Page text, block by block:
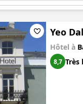
l'hôtel
fiable,
pour la plupart
se distingue
de loisirs et le
Yeo
Hôtel à
8,7 Très